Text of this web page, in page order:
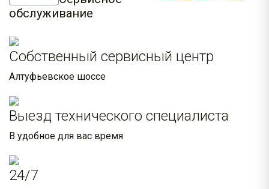
обслуживание
Собственный сервисный центр
Алтуфьевское шоссе
Выезд технического специалиста
В удобное для вас время
24/7